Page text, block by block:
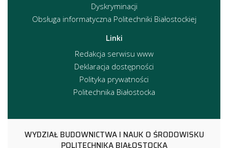
Dyskryminacji
Obsługa informatyczna Politechniki Białostockiej
Linki
Redakcja serwisu www
Deklaracja dostępności
Polityka prywatności
Politechnika Białostocka
WYDZIAŁ BUDOWNICTWA I NAUK O ŚRODOWISKU
POLITECHNIKA BIAŁOSTOCKA